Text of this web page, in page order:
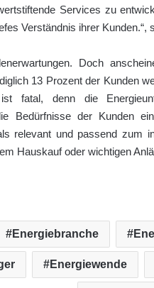
Services zu
Verständnis ihrer Kunden.“,
Doch
13 Prozent der Kunden
fatal, denn die
Bedürfnisse der Kunden
relevant und passend zum
Hauskauf oder wichtigen
Energiebranche
Energiewende